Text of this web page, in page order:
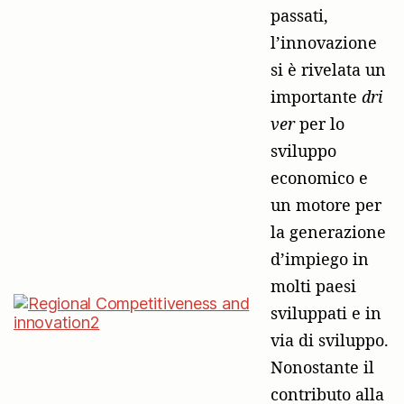
passati,
l’innovazione
si è rivelata un
importante dri
verper lo
sviluppo
economico e
un motore per
la generazione
d’impiego in
molti paesi
sviluppati e in
via di sviluppo.
Nonostante il
contributo alla